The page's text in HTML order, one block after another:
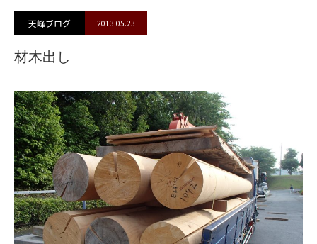
天峰ブログ 2013.05.23
材木出し